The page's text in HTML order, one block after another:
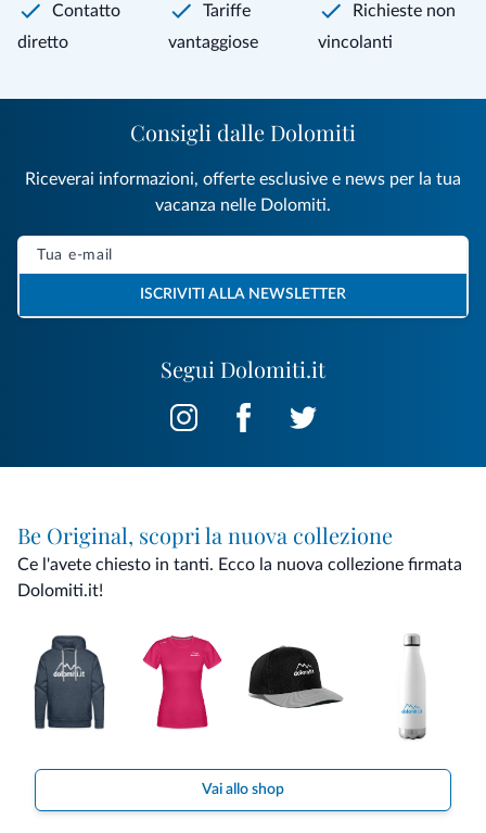
Contatto
diretto
Tariffe
vantaggiose
Richieste non
vincolanti
Segui Dolomiti.it
Consigli dalle Dolomiti
Riceverai informazioni, offerte esclusive e news per la tua
vacanza nelle Dolomiti.
ISCRIVITI ALLA NEWSLETTER
Be Original, scopri la nuova collezione
Ce l'avete chiesto in tanti. Ecco la nuova collezione firmata
Dolomiti.it!
Vai allo shop